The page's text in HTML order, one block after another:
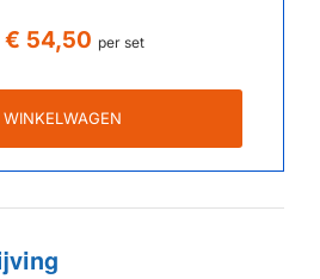
€ 54,50 per set
WINKELWAGEN